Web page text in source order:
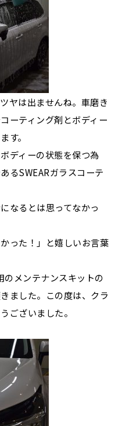
ヤは出ませんね。車磨き
ーティング剤とボディー
す。
ディーの状態を保つ為
るSWEARガラスコーテ
なるとは思ってなかっ
った！」と嬉しいお言葉
のメンテナンスキットの
ました。この度は、クラ
ございました。